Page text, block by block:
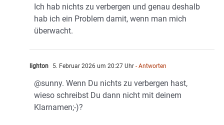
Ich hab nichts zu verbergen und genau deshalb
hab ich ein Problem damit, wenn man mich
überwacht.
lighton 5. Februar 2026 um 20:27 Uhr - Antworten
@sunny. Wenn Du nichts zu verbergen hast,
wieso schreibst Du dann nicht mit deinem
Klarnamen;-)?